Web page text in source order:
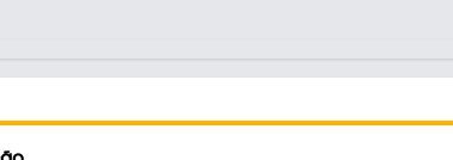
de amortecimento (slowmotion) que
simples clique.
largura: